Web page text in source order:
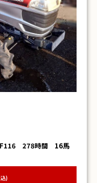
278時間 16馬
)